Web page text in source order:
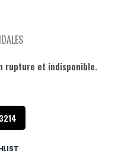
rupture et indisponible.